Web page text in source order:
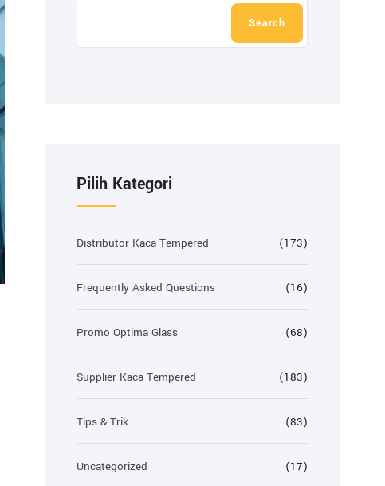
Search
Pilih Kategori
Distributor Kaca Tempered (173)
Frequently Asked Questions (16)
Promo Optima Glass (68)
Supplier Kaca Tempered (183)
Tips & Trik (83)
Uncategorized (17)